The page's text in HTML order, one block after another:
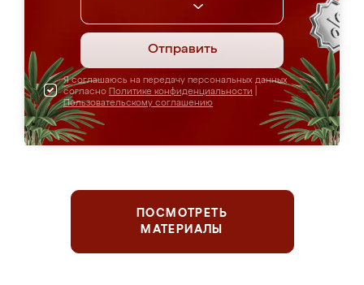
Отправить
Я соглашаюсь на передачу персональных данных
согласно Политике конфиденциальности
Пользовательскому соглашению
ПОСМОТРЕТЬ
МАТЕРИАЛЫ